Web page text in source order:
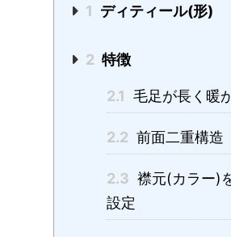
1 ディティール(形)
2 特徴
2.1 毛足が長く暖
2.2 前面二重構造
2.3 襟元(カラー)
設定